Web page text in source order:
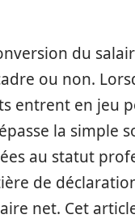
du
ou non.
entrent en jeu
la simple
au statut
de
net. Cet